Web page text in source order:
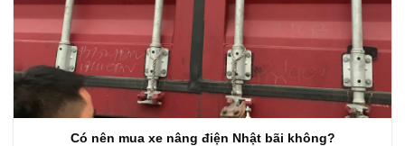
Có nên mua xe nâng điện Nhật bãi không?